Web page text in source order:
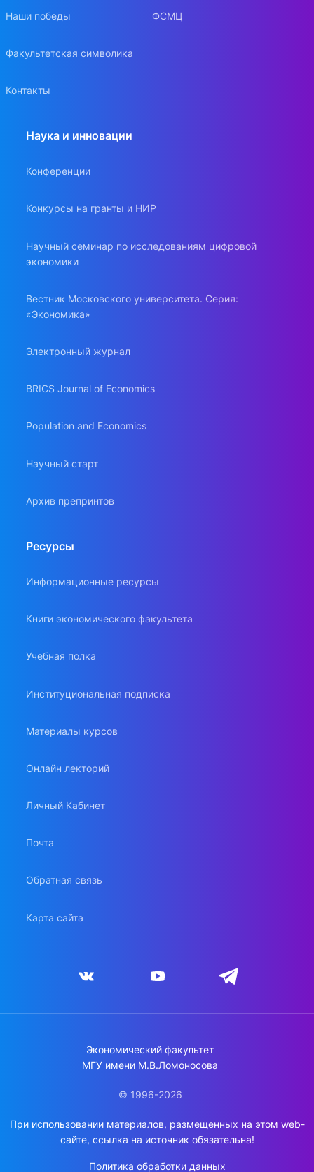
Наши победы
Факультетская символика
Контакты
ФСМЦ
Наука и инновации
Конференции
Конкурсы на гранты и НИР
Научный семинар по исследованиям цифровой
экономики
Вестник Московского университета. Серия:
«Экономика»
Электронный журнал
BRICS Journal of Economics
Population and Economics
Научный старт
Архив препринтов
Ресурсы
Информационные ресурсы
Книги экономического факультета
Учебная полка
Институциональная подписка
Материалы курсов
Онлайн лекторий
Личный Кабинет
Почта
Обратная связь
Карта сайта
Экономический факультет
МГУ имени М.В.Ломоносова
© 1996-2026
При использовании материалов, размещенных на этом web-
сайте, ссылка на источник обязательна!
Политика обработки данных